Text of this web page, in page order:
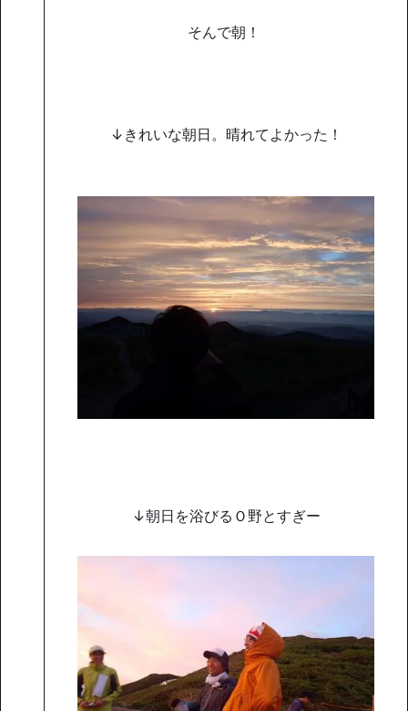
そんで朝！
↓きれいな朝日。晴れてよかった！
↓朝日を浴びるＯ野とすぎー